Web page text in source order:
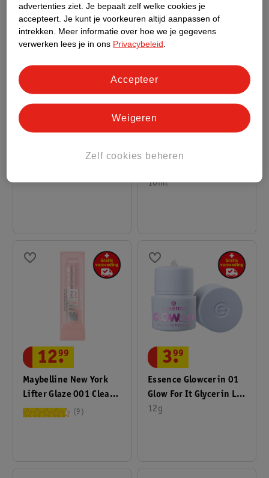
Char. Cherry Acai Lip
7.
99 3.
Sheglam Crystal Glaze
10ml
5.
Maybelline New York
Lifter Glaze 001 Clear
Crave Oil Lippenbalsem
12.
99
9
Essence Glowcerin 01
Glow For It Glycerin Lip
Treatment
12g
3.
99
advertenties ziet. Je bepaalt zelf welke cookies je
accepteert. Je kunt je voorkeuren altijd aanpassen of
intrekken.
Meer informatie over hoe we je gegevens
verwerken lees je in ons Privacybeleid
Zelf cookies beheren
Weigeren
Accepteer